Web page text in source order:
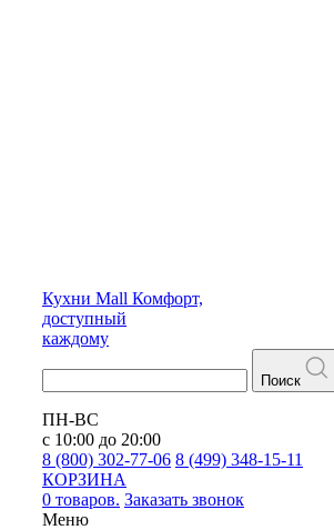
Кухни Mall Комфорт,
доступный
каждому
Поиск
ПН-ВС
с 10:00 до 20:00
8 (800) 302-77-06 8 (499) 348-15-11
КОРЗИНА
0 товаров. Заказать звонок
Меню